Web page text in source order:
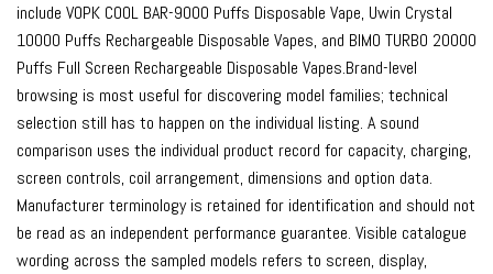
include VOPK COOL BAR-9000 Puffs Disposable Vape, Uwin Crystal
10000 Puffs Rechargeable Disposable Vapes, and BIMO TURBO 20000
Puffs Full Screen Rechargeable Disposable Vapes.Brand-level
browsing is most useful for discovering model families; technical
selection still has to happen on the individual listing. A sound
comparison uses the individual product record for capacity, charging,
screen controls, coil arrangement, dimensions and option data.
Manufacturer terminology is retained for identification and should not
be read as an independent performance guarantee. Visible catalogue
wording across the sampled models refers to screen, display,